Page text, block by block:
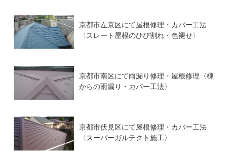
京都市左京区にて屋根修理・カバー工法
〈スレート屋根のひび割れ・色褪せ〉
京都市南区にて雨漏り修理・屋根修理〈棟
からの雨漏り・カバー工法〉
京都市伏見区にて屋根修理・カバー工法
〈スーパーガルテクト施工〉